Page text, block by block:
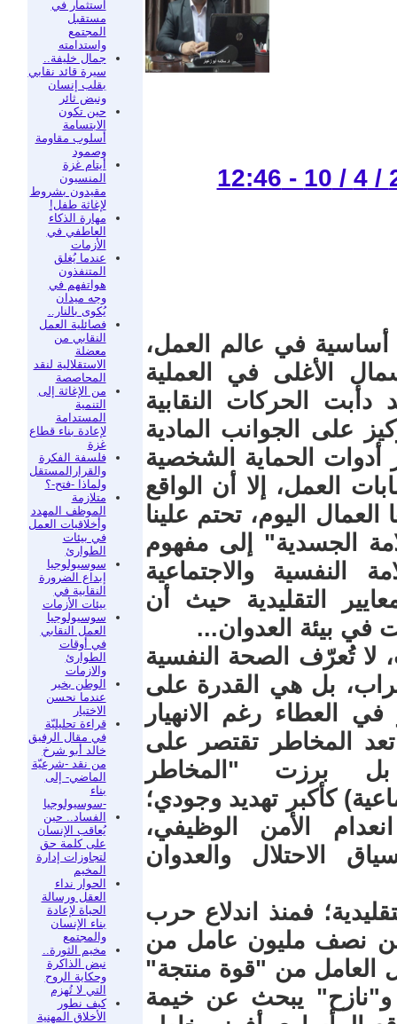
استثمار في
مستقبل
المجتمع
واستدامته
جمال خليفة..
سيرة قائد نقابي
بقلب إنسان
ونبض ثائر
حين تكون
الابتسامة
أسلوب مقاومة
وصمود
أيتام غزة
المنسيون
مقيدون بشروط
لإغاثة طفل!
مهارة الذكاء
العاطفي في
الأزمات
عندما يُغلق
المتنفذون
هواتفهم في
وجه ميدان
يُكوى بالنار..
فصائلية العمل
النقابي من
معضلة
الاستقلالية لنقد
المحاصصة
من الإغاثة إلى
التنمية
المستدامة
لإعادة بناء قطاع
غزة
فلسفة الفكرة
والقرارالمستقل
ولماذا -فتح-؟
متلازمة
الموظف المهدد
وأخلاقيات العمل
في بيئات
الطوارئ
سوسيولوجيا
إبداع الضرورة
النقابية في
بيئات الأزمات
سوسيولوجيا
العمل النقابي
في أوقات
الطوارئ
والازمات
الوطن بخير
عندما نحسن
الاختيار
قراءة تحليليّة
في مقال الرفيق
خالد أبو شرخ
من نقد -شرعيّة
الماضي- إلى
بناء
-سوسيولوجيا
الفساد.. حين
يُعاقب الإنسان
على كلمة حق
لتجاوزات إدارة
المخيم
الحوار نداء
العقل ورسالة
الحياة لإعادة
بناء الإنسان
والمجتمع
مخيم الثورة..
نبض الذاكرة
وحكاية الروح
التي لا تُهزم
كيف نطور
الأخلاق المهنية
أساسية في عالم العمل،
الأغلى في العملية
دأبت الحركات النقابية
على الجوانب المادية
أدوات الحماية الشخصية
العمل، إلا أن الواقع
اليوم، تحتم علينا
الجسدية" إلى مفهوم
النفسية والاجتماعية
التقليدية حيث أن
في بيئة العدوان...
لا تُعرّف الصحة النفسية
بل هي القدرة على
العطاء رغم الانهيار
المخاطر تقتصر على
بل برزت "المخاطر
كأكبر تهديد وجودي؛
الأمن الوظيفي،
الاحتلال والعدوان
فمنذ اندلاع حرب
من نصف مليون عامل من
من "قوة منتجة"
يبحث عن خيمة